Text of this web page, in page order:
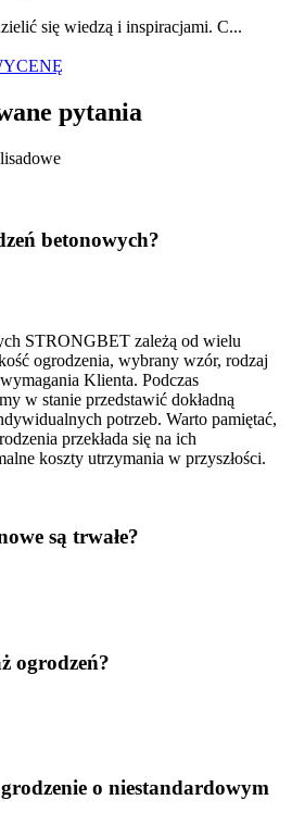
się wiedzą i inspiracjami. C...
pytania
betonowych?
STRONGBET zależą od wielu
ogrodzenia, wybrany wzór, rodzaj
Klienta. Podczas
w stanie przedstawić dokładną
potrzeb. Warto pamiętać,
przekłada się na ich
koszty utrzymania w przyszłości.
są trwałe?
ogrodzeń?
o niestandardowym